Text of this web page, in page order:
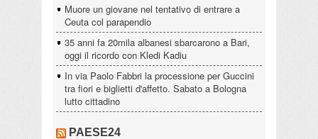
Muore un giovane nel tentativo di entrare a
Ceuta col parapendio
35 anni fa 20mila albanesi sbarcarono a Bari,
oggi il ricordo con Kledi Kadiu
In via Paolo Fabbri la processione per Guccini
tra fiori e biglietti d'affetto. Sabato a Bologna
lutto cittadino
PAESE24